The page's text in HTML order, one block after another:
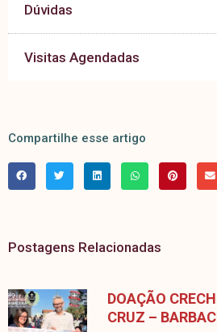
Dúvidas
Visitas Agendadas
Compartilhe esse artigo
Postagens Relacionadas
DOAÇÃO
CRUZ –